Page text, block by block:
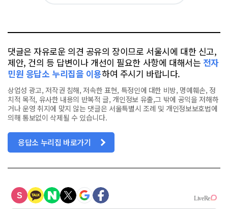
댓글은 자유로운 의견 공유의 장이므로 서울시에 대한 신고,
제안, 건의 등 답변이나 개선이 필요한 사항에 대해서는 전자
민원 응답소 누리집을 이용하여 주시기 바랍니다.
상업성 광고, 저작권 침해, 저속한 표현, 특정인에 대한 비방, 명예훼손, 정
치적 목적, 유사한 내용의 반복적 글, 개인정보 유출,그 밖에 공익을 저해하
거나 운영 취지에 맞지 않는 댓글은 서울특별시 조례 및 개인정보보호법에
의해 통보없이 삭제될 수 있습니다.
응답소 누리집 바로가기